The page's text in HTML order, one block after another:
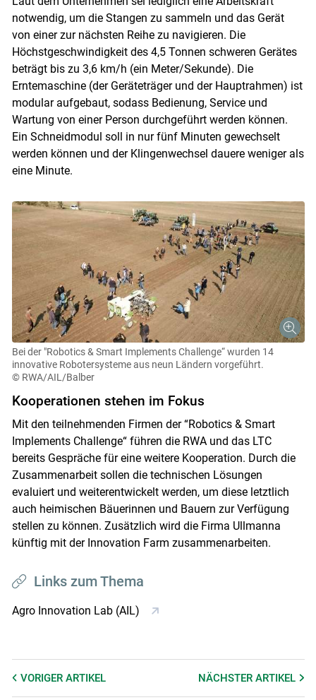
notwendig, um die Stangen zu sammeln und das Gerät
von einer zur nächsten Reihe zu navigieren. Die
Höchstgeschwindigkeit des 4,5 Tonnen schweren Gerätes
beträgt bis zu 3,6 km/h (ein Meter/Sekunde). Die
Erntemaschine (der Geräteträger und der Hauptrahmen) ist
modular aufgebaut, sodass Bedienung, Service und
Wartung von einer Person durchgeführt werden können.
Ein Schneidmodul soll in nur fünf Minuten gewechselt
werden können und der Klingenwechsel dauere weniger als
eine Minute.
Bei der "Robotics & Smart Implements Challenge“ wurden 14
innovative Robotersysteme aus neun Ländern vorgeführt.
© RWA/AIL/Balber
Kooperationen stehen im Fokus
Mit den teilnehmenden Firmen der “Robotics & Smart
Implements Challenge“ führen die RWA und das LTC
bereits Gespräche für eine weitere Kooperation. Durch die
Zusammenarbeit sollen die technischen Lösungen
evaluiert und weiterentwickelt werden, um diese letztlich
auch heimischen Bäuerinnen und Bauern zur Verfügung
stellen zu können. Zusätzlich wird die Firma Ullmanna
künftig mit der Innovation Farm zusammenarbeiten.
Links zum Thema
Agro Innovation Lab (AIL)
VORIGER ARTIKEL NÄCHSTERARTIKEL